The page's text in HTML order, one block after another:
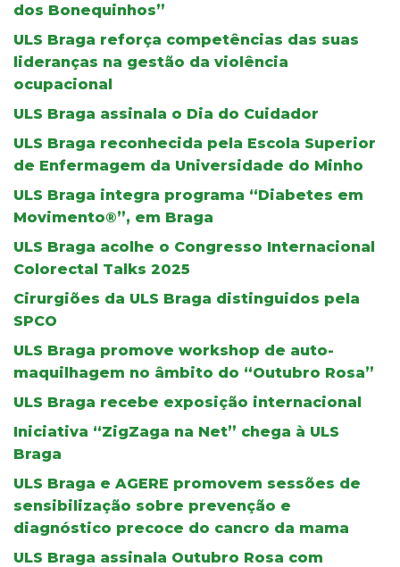
dos Bonequinhos”
ULS Braga reforça competências das suas
lideranças na gestão da violência
ocupacional
ULS Braga assinala o Dia do Cuidador
ULS Braga reconhecida pela Escola Superior
de Enfermagem da Universidade do Minho
ULS Braga integra programa “Diabetes em
Movimento®”, em Braga
ULS Braga acolhe o Congresso Internacional
Colorectal Talks 2025
Cirurgiões da ULS Braga distinguidos pela
SPCO
ULS Braga promove workshop de auto-
maquilhagem no âmbito do “Outubro Rosa”
ULS Braga recebe exposição internacional
Iniciativa “ZigZaga na Net” chega à ULS
Braga
ULS Braga e AGERE promovem sessões de
sensibilização sobre prevenção e
diagnóstico precoce do cancro da mama
ULS Braga assinala Outubro Rosa com